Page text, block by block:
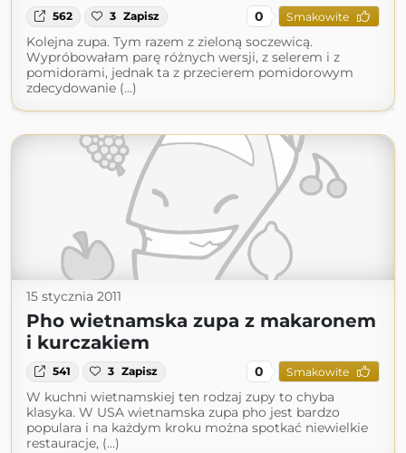
562 3 Zapisz 0 Smakowite
Kolejna zupa. Tym razem z zieloną soczewicą.
Wypróbowałam parę różnych wersji, z selerem i z
pomidorami, jednak ta z przecierem pomidorowym
zdecydowanie (...)
15 stycznia 2011
Pho wietnamska zupa z makaronem
i kurczakiem
541 3 Zapisz 0 Smakowite
W kuchni wietnamskiej ten rodzaj zupy to chyba
klasyka. W USA wietnamska zupa pho jest bardzo
populara i na każdym kroku można spotkać niewielkie
restauracje, (...)